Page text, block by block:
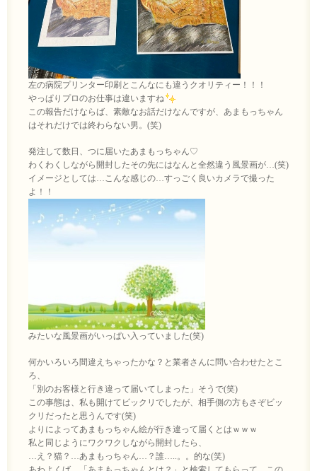
左の病院プリンター印刷とこんなにも違うクオリティー！！！
やっぱりプロのお仕事は違いますね
この報告だけならば、素敵なお話だけなんですが、あまもっちゃん
はそれだけでは終わらない男。(笑)
発注して数日、つに届いたあまもっちゃん♡
わくわくしながら開封したその先にはなんと全然違う風景画が…(笑)
イメージとしては…こんな感じの…すっごく良いカメラで撮った
よ！！
みたいな風景画がいっぱい入っていました(笑)
何かいろいろ間違えちゃったかな？と業者さんに問い合わせたとこ
ろ、
「別のお客様と行き違って届いてしまった」そうで(笑)
この事態は、私も開けてビックリでしたが、相手側の方もさぞビッ
クリだったと思うんです(笑)
よりによってあまもっちゃん絵が行き違って届くとはｗｗｗ
私と同じようにワクワクしながら開封したら、
…え？猫？…あまもっちゃん…？誰…..。。的な(笑)